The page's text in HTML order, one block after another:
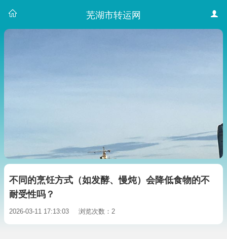
芜湖市转运网
不同的烹饪方式（如发酵、慢炖）会降低食物的不
耐受性吗？
2026-03-11 17:13:03 浏览次数：2